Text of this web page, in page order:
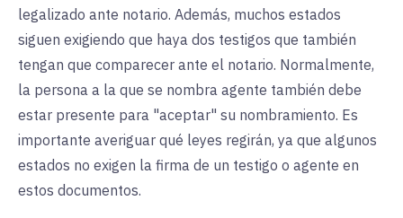
legalizado ante notario. Además, muchos estados
siguen exigiendo que haya dos testigos que también
tengan que comparecer ante el notario. Normalmente,
la persona a la que se nombra agente también debe
estar presente para "aceptar" su nombramiento. Es
importante averiguar qué leyes regirán, ya que algunos
estados no exigen la firma de un testigo o agente en
estos documentos.